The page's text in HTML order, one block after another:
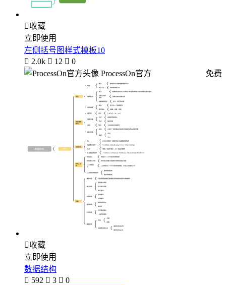
收藏
立即使用
左侧括号图样式模板10
 2.0k  12  0
ProcessOn官方
免费
收藏
立即使用
数据结构
 592  3  0